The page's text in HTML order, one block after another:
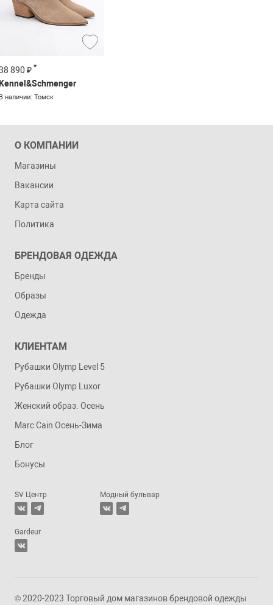
890 ₽ *
наличии: Томск
О КОМПАНИИ
Магазины
Вакансии
Карта сайта
Политика
БРЕНДОВАЯ ОДЕЖДА
Бренды
Образы
Одежда
КЛИЕНТАМ
Рубашки Olymp Level 5
Рубашки Olymp Luxor
Женский образ. Осень
Marc Cain Осень-Зима
Блог
Бонусы
SV Центр Модный бульвар
Gardeur
© 2020-2023 Торговый дом магазинов брендовой одежды